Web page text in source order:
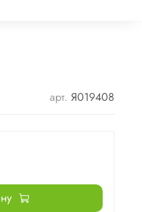
арт. Я019408